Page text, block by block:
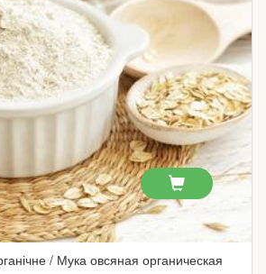
/ Мука овсяная органическая